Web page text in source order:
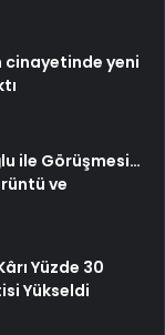
cinayetinde yeni
ile Görüşmesi…
ve
Yüzde 30
Yükseldi